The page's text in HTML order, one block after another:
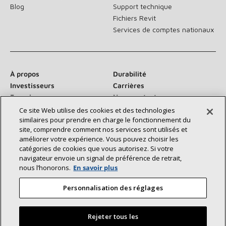
Blog
Support technique
Fichiers Revit
Services de comptes nationaux
À propos
Durabilité
Investisseurs
Carrières
Fournisseurs
Nous contacter
Salle de presse
Communiquez avec nous :
©2026 Lennox International Inc.
Ce site Web utilise des cookies et des technologies
similaires pour prendre en charge le fonctionnement du
site, comprendre comment nos services sont utilisés et
améliorer votre expérience. Vous pouvez choisir les
catégories de cookies que vous autorisez. Si votre
navigateur envoie un signal de préférence de retrait,
nous l’honorons. En savoir plus
Personnalisation des réglages
Rejeter tous les